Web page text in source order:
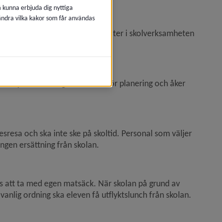
som sedan används till aktiviter i skolverksamheten
Ansvarig lärare står för planering och åker
och ska inte ske på skoltid. Personal som väljer
ersättning från skolan.
ta med egen matsäck. När skolan på grund av
ordning ska eleven få utflyktslunch från skolan.
erbjuda dig nyttiga
vilka kakor som får användas